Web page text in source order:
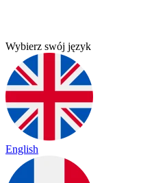
Wybierz swój język
English